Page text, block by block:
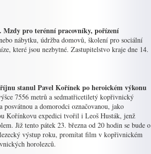
pro terénní pracovníky, pořízení
nábytku, údržba domovů, školení pro sociální
které jsou nezbytné. Zastupitelstvo kraje dne 14.
stanul Pavel Kořínek po heroickém výkonu
7556 metrů a sedmatřicetiletý kopřivnický
a domorodci označovanou, jako
Kořínkovu expedici tvořil i Leoš Husták, jenž
Již tento pátek 23. března od 20 hodin se bude o
výstup roku, promítat film v kopřivnickém
horolezců.